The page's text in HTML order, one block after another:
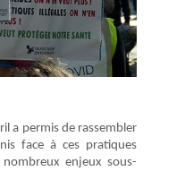
a permis de rassembler
face à ces pratiques
enjeux sous-